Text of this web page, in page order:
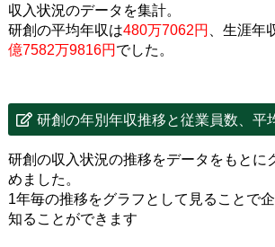
収入状況のデータを集計。
研創の平均年収は480万7062円 、生涯年
億7582万9816円 でした。
研創の年別年収推移と従業員数、平
研創の収入状況の推移をデータをもとに
めました。
1年毎の推移をグラフとして見ることで
知ることができます